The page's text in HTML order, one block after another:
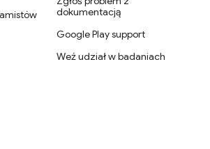
dokumentacją
Google Play support
Weź udział w badaniach